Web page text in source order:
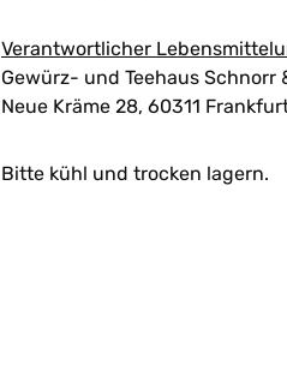
Verantwortlicher
Gewürz- und Teehaus Schnorr
Neue Kräme 28, 60311
Bitte kühl und trocken lagern.